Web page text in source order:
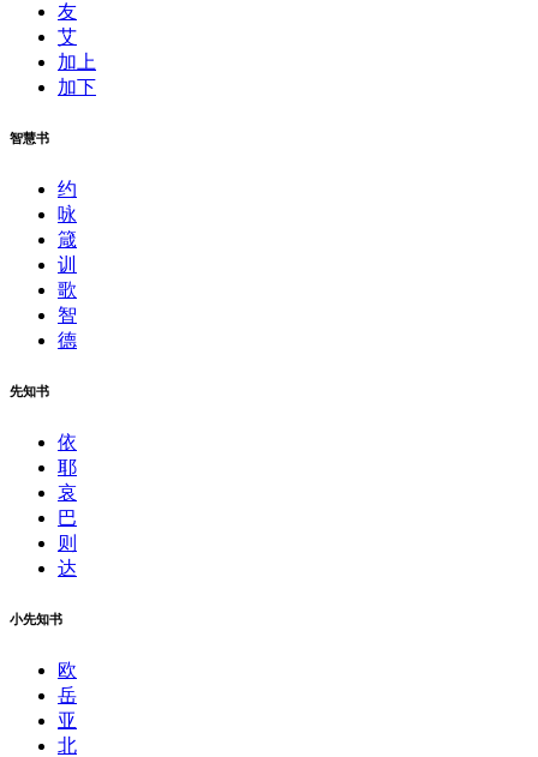
友
艾
加上
加下
智慧书
约
咏
箴
训
歌
智
德
先知书
依
耶
哀
巴
则
达
小先知书
欧
岳
亚
北